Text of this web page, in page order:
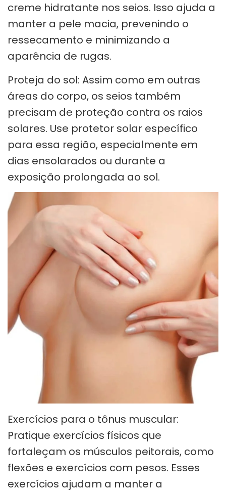
creme hidratante nos seios. Isso ajuda a
manter a pele macia, prevenindo o
ressecamento e minimizando a
aparência de rugas.
Proteja do sol: Assim como em outras
áreas do corpo, os seios também
precisam de proteção contra os raios
solares. Use protetor solar específico
para essa região, especialmente em
dias ensolarados ou durante a
exposição prolongada ao sol.
Exercícios para o tônus muscular:
Pratique exercícios físicos que
fortaleçam os músculos peitorais, como
flexões e exercícios com pesos. Esses
exercícios ajudam a manter a